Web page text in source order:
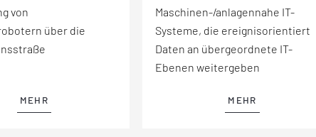
von
über die
MEHR
Maschinen-/anlagennahe IT-
Systeme, die ereignisorientiert
Daten an übergeordnete IT-
Ebenen weitergeben
MEHR